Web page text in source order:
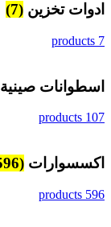
ادوات تخزين (7)
7 products
اسطوانات صينية
107 products
اكسسوارات (596)
596 products